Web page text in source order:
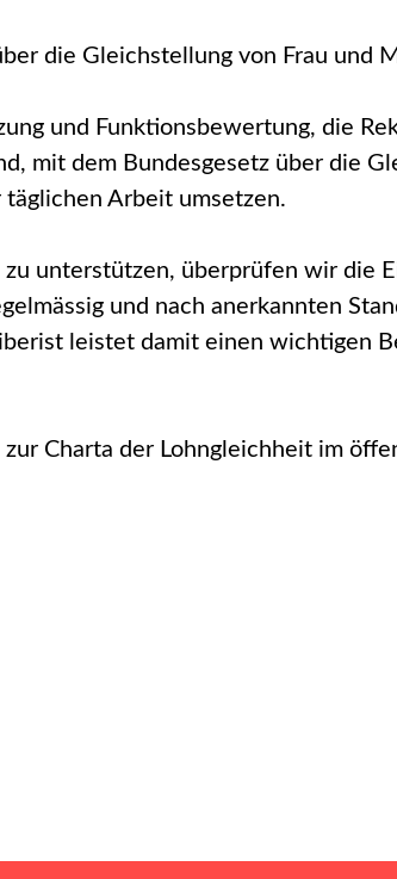
die Gleichstellung von Frau und
und Funktionsbewertung, die
mit dem Bundesgesetz über die
Arbeit umsetzen.
zu unterstützen, überprüfen wir die
und nach anerkannten
leistet damit einen wichtigen
Charta der Lohngleichheit im